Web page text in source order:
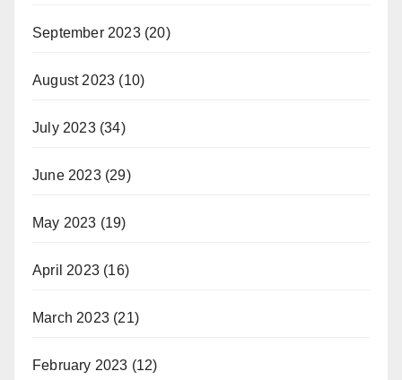
September 2023(20)
August 2023 (10)
July 2023(34)
June 2023(29)
May 2023 (19)
April 2023 (16)
March 2023 (21)
February 2023 (12)